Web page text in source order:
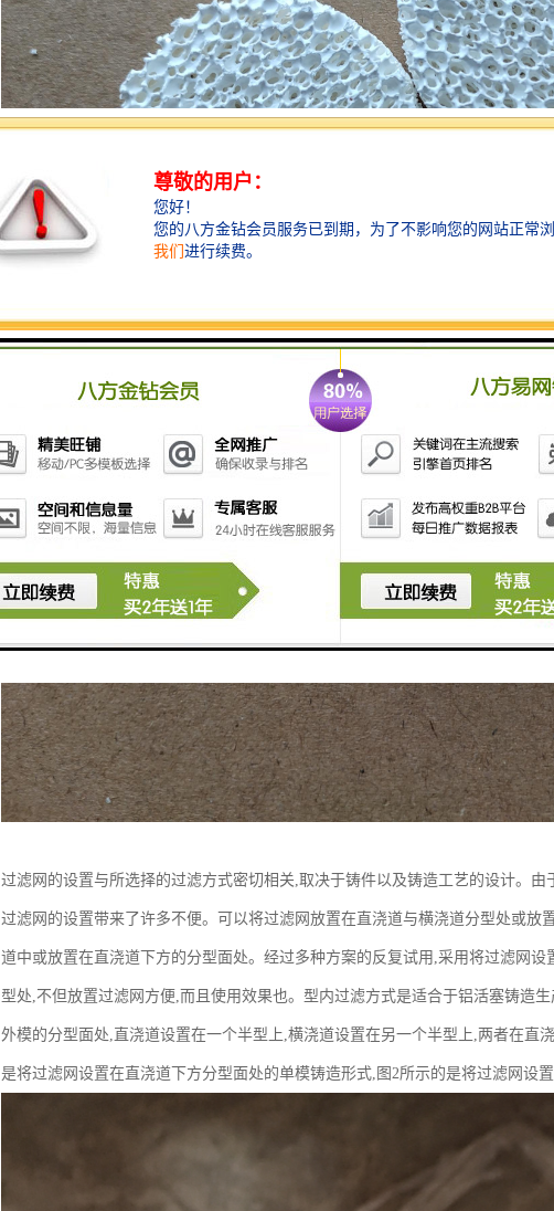
过滤网的设置与所选择的过滤方式密切相关,取决于铸件以及铸造工艺的设计。
过滤网的设置带来了许多不便。可以将过滤网放置在直浇道与横浇道分型处或放
道中或放置在直浇道下方的分型面处。经过多种方案的反复试用,采用将过滤网
型处,不但放置过滤网方便,而且使用效果也。型内过滤方式是适合于铝活塞铸造
外模的分型面处,直浇道设置在一个半型上,横浇道设置在另一个半型上,两者在直
是将过滤网设置在直浇道下方分型面处的单模铸造形式,图2所示的是将过滤网设